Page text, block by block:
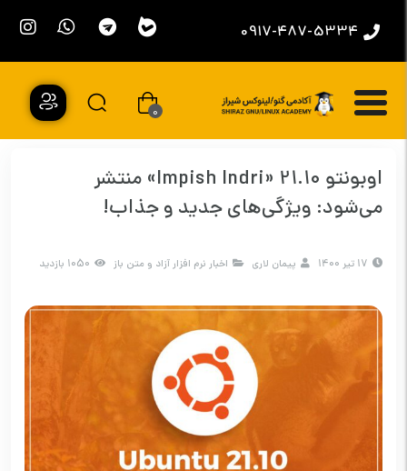
0917-487-5334
0
اوبونتو 21.10 «Impish Indri» منتشر
می‌شود: ویژگی‌های جدید و جذاب!
17 تیر 1400 پیمان لاری اخبار نرم افزار آزاد و متن باز 1050 بازدید